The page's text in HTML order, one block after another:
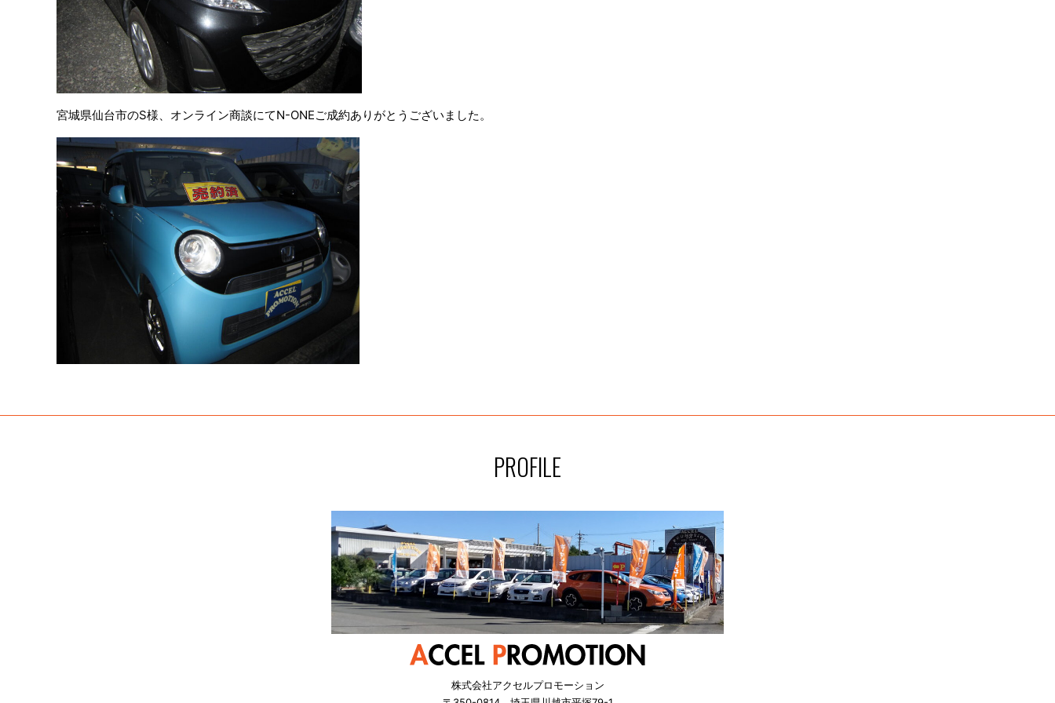
宮城県仙台市のS様、オンライン商談にてN-ONEご成約ありがとうございました。
PROFILE
株式会社アクセルプロモーション